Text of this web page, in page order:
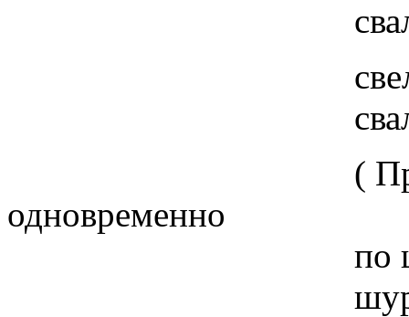
свал-
свел-
свал-
( Проведи
одновременно
по
шур-